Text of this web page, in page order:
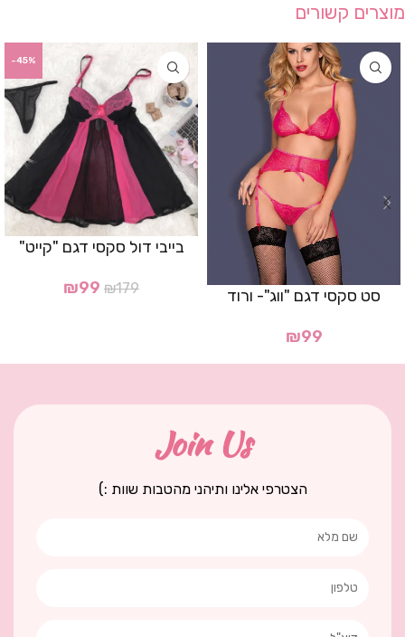
מוצרים קשורים
סט סקסי דגם "ווג"- ורוד
₪99
-45%
בייבי דול סקסי דגם "קייט"
₪179
₪99
Join Us
הצטרפי אלינו ותיהני מהטבות שוות :)